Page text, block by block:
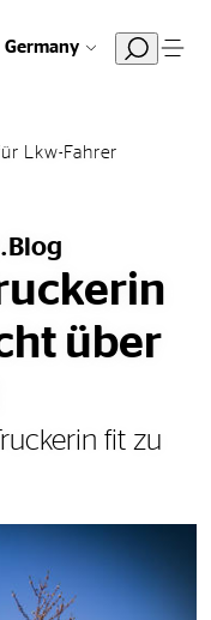
Germany
Lkw-Fahrer
über
fit zu